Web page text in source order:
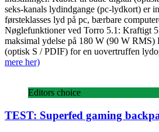
seks-kanals lydindgange (pc-lydkort) er
førsteklasses lyd på pc, bærbare
Nøglefunktioner ved Torro 5.1: Kraftigt
maksimal ydelse på 180 W (90 W
(optisk S / PDIF) for en uovertruffen
mere her)
Editors choice
TEST: Superfed gaming